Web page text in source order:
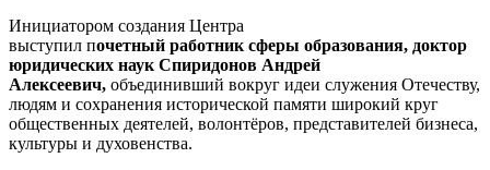
Инициатором создания Центра
выступил почетный работник сферы образования, доктор
юридических наук Спиридонов Андрей
Алексеевич, объединивший вокруг идеи служения Отечеству,
людям и сохранения исторической памяти широкий круг
общественных деятелей, волонтёров, представителей бизнеса,
культуры и духовенства.